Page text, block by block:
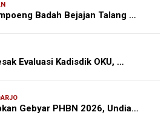
Badah Bejajan Talang …
Evaluasi Kadisdik OKU, …
Gebyar PHBN 2026, Undia…